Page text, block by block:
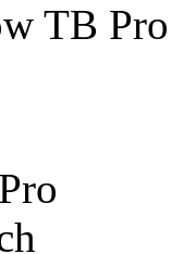
TB Pro